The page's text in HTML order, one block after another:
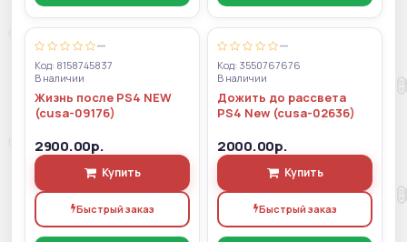
—
Код: 8158745837
В наличии
Жизнь после PS4 NEW
(cusa-09176)
2900.00р.
Купить
Быстрый заказ
—
Код: 3550767676
В наличии
Дожить до рассвета
PS4 New (cusa-02636)
2000.00р.
Купить
Быстрый заказ